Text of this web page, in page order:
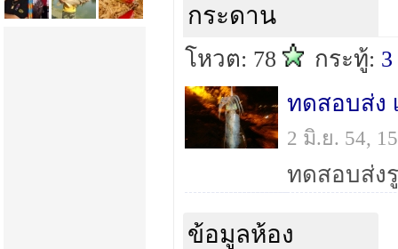
กระดาน
โหวต: 78 กระทู้: 3
ทดสอบส่ง
2 มิ.ย. 54,
ข้อมูลห้อง